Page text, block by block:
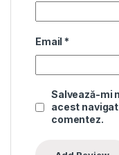
Email *
Salvează-mi
acest
comentez.